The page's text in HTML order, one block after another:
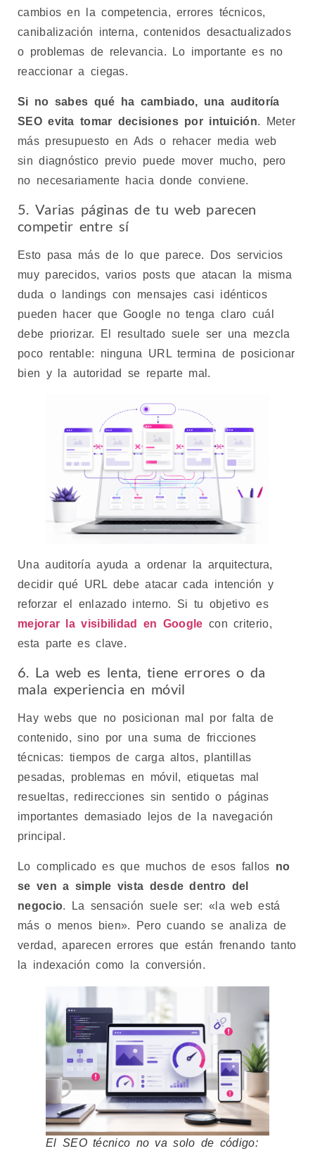
cambios en la competencia, errores técnicos,
canibalización interna, contenidos desactualizados
o problemas de relevancia. Lo importante es no
reaccionar a ciegas.
Si no sabes qué ha cambiado, una auditoría
SEO evita tomar decisiones por intuición. Meter
más presupuesto en Ads o rehacer media web
sin diagnóstico previo puede mover mucho, pero
no necesariamente hacia donde conviene.
5. Varias páginas de tu web parecen
competir entre sí
Esto pasa más de lo que parece. Dos servicios
muy parecidos, varios posts que atacan la misma
duda o landings con mensajes casi idénticos
pueden hacer que Google no tenga claro cuál
debe priorizar. El resultado suele ser una mezcla
poco rentable: ninguna URL termina de posicionar
bien y la autoridad se reparte mal.
Una auditoría ayuda a ordenar la arquitectura,
decidir qué URL debe atacar cada intención y
reforzar el enlazado interno. Si tu objetivo es
mejorar la visibilidad en Google con criterio,
esta parte es clave.
6. La web es lenta, tiene errores o da
mala experiencia en móvil
Hay webs que no posicionan mal por falta de
contenido, sino por una suma de fricciones
técnicas: tiempos de carga altos, plantillas
pesadas, problemas en móvil, etiquetas mal
resueltas, redirecciones sin sentido o páginas
importantes demasiado lejos de la navegación
principal.
Lo complicado es que muchos de esos fallos no
se ven a simple vista desde dentro del
negocio. La sensación suele ser: «la web está
más o menos bien». Pero cuando se analiza de
verdad, aparecen errores que están frenando tanto
la indexación como la conversión.
El SEO técnico no va solo de código: